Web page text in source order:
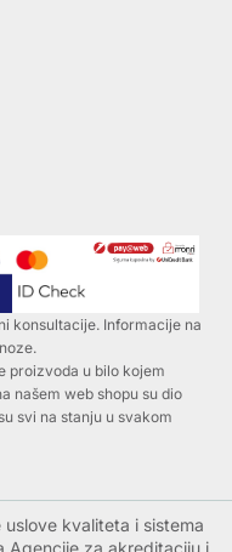
konsultacije. Informacije na
proizvoda u bilo kojem
našem web shopu su dio
svi na stanju u svakom
kvaliteta i sistema
Agencije za akreditaciju i